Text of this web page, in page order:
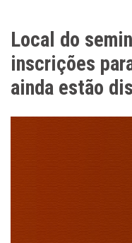
Local do
inscrições
ainda estão